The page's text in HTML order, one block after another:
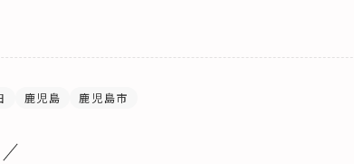
鹿児島 鹿児島市